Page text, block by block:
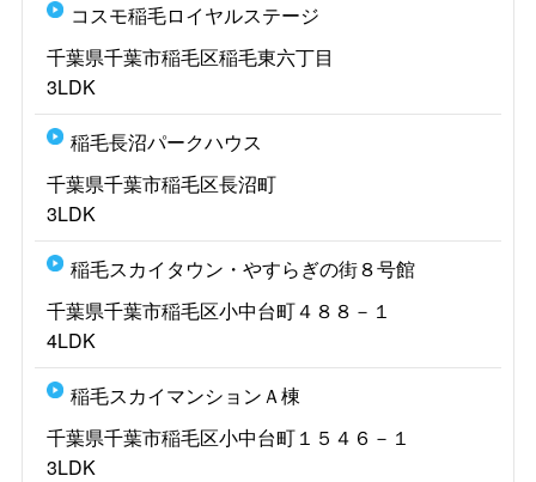
コスモ稲毛ロイヤルステージ
千葉県千葉市稲毛区稲毛東六丁目
3LDK
稲毛長沼パークハウス
千葉県千葉市稲毛区長沼町
3LDK
稲毛スカイタウン・やすらぎの街８号館
千葉県千葉市稲毛区小中台町４８８－１
4LDK
稲毛スカイマンションＡ棟
千葉県千葉市稲毛区小中台町１５４６－１
3LDK